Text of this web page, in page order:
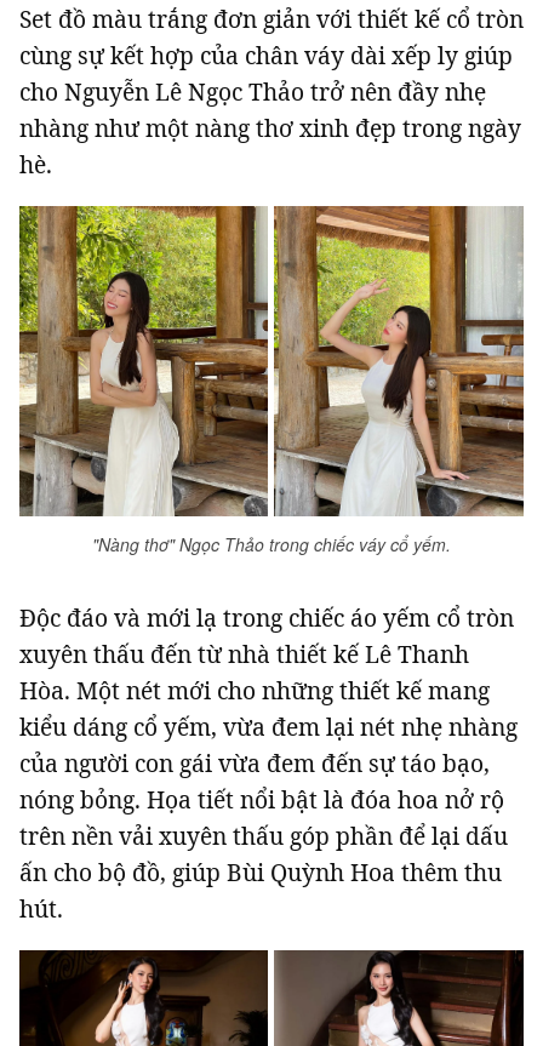
Set đồ màu trắng đơn giản với thiết kế cổ tròn
cùng sự kết hợp của chân váy dài xếp ly giúp
cho Nguyễn Lê Ngọc Thảo trở nên đầy nhẹ
nhàng như một nàng thơ xinh đẹp trong ngày
hè.
"Nàng thơ" Ngọc Thảo trong chiếc váy cổ yếm.
Độc đáo và mới lạ trong chiếc áo yếm cổ tròn
xuyên thấu đến từ nhà thiết kế Lê Thanh
Hòa. Một nét mới cho những thiết kế mang
kiểu dáng cổ yếm, vừa đem lại nét nhẹ nhàng
của người con gái vừa đem đến sự táo bạo,
nóng bỏng. Họa tiết nổi bật là đóa hoa nở rộ
trên nền vải xuyên thấu góp phần để lại dấu
ấn cho bộ đồ, giúp Bùi Quỳnh Hoa thêm thu
hút.